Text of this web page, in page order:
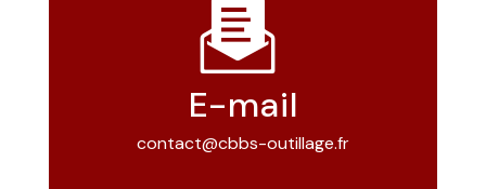
E-mail
contact@cbbs-outillage.fr